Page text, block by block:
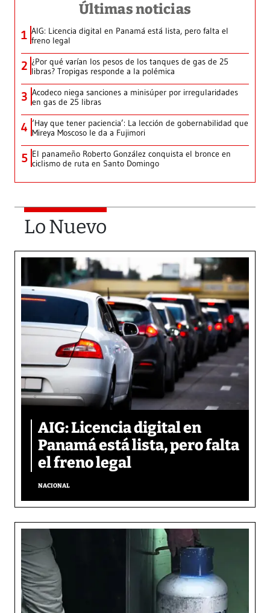
Últimas noticias
1 AIG: Licencia digital en Panamá está lista, pero falta el
freno legal
2 ¿Por qué varían los pesos de los tanques de gas de 25
libras? Tropigas responde a la polémica
3 Acodeco niega sanciones a minisúper por irregularidades
en gas de 25 libras
4 ‘Hay que tener paciencia’: La lección de gobernabilidad que
Mireya Moscoso le da a Fujimori
5 El panameño Roberto González conquista el bronce en
ciclismo de ruta en Santo Domingo
Lo Nuevo
AIG: Licencia digital en
Panamá está lista, pero falta
el freno legal
NACIONAL